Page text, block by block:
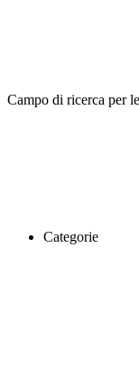
Campo di ricerca per
Categorie